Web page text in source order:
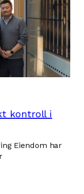
kontroll i
Eiendom har